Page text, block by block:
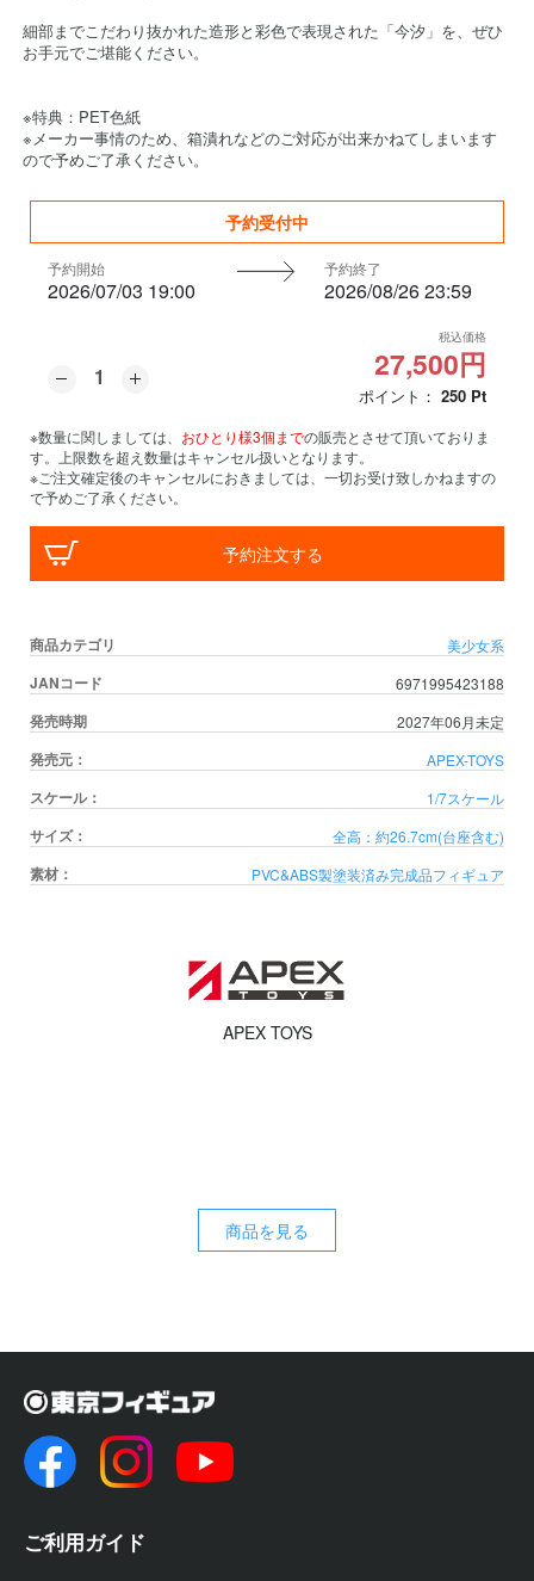
細部までこだわり抜かれた造形と彩色で表現された「今汐」を、ぜひ
お手元でご堪能ください。
※特典：PET色紙
※メーカー事情のため、箱潰れなどのご対応が出来かねてしまいます
ので予めご了承ください。
予約受付中
予約開始
2026/07/03 19:00
予約終了
2026/08/26 23:59
税込価格
27,500円
ポイント： 250 Pt
※数量に関しましては、 おひとり様3個までの販売とさせて頂いておりま
す。上限数を超え数量はキャンセル扱いとなります。
※ご注文確定後のキャンセルにおきましては、一切お受け致しかねますの
で予めご了承ください。
予約注文する
商品カテゴリ 美少女系
JANコード 6971995423188
発売時期 2027年06月未定
発売元： APEX-TOYS
スケール： 1/7スケール
サイズ： 全高：約26.7cm(台座含む)
素材： PVC&ABS製塗装済み完成品フィギュア
APEX TOYS
商品を見る
ご利用ガイド